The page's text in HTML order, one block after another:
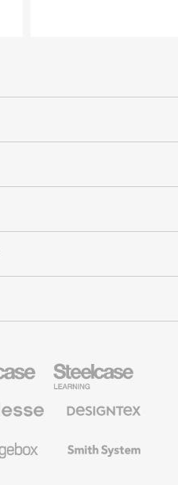
para
educación
Steelcase
System